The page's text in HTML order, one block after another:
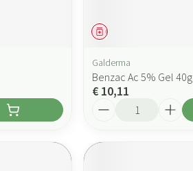
Geneesmiddel
Galderma
Benzac Ac 5% Gel 40g
€ 10,11